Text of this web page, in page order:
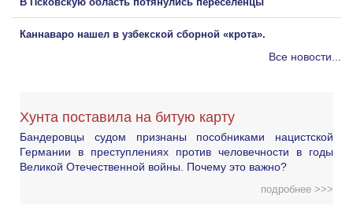
Каннаваро нашел в узбекской сборной «крота».
Все новости...
Хунта поставила на битую карту
Бандеровцы судом признаны пособниками нацистской
Германии в преступлениях против человечности в годы
Великой Отечественной войны. Почему это важно?
подробнее >>>